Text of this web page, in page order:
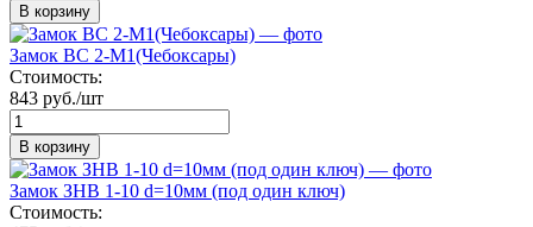
В корзину
Замок ВС 2-М1(Чебоксары)
Стоимость:
843 руб./шт
В корзину
Замок ЗНВ 1-10 d=10мм (под один ключ)
Стоимость: